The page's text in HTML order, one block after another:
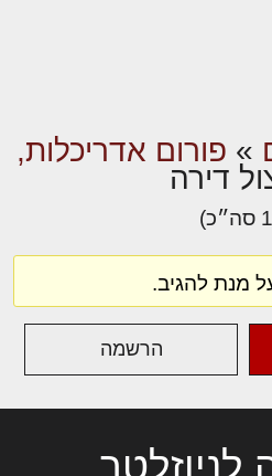
» פורום אדריכלות,
דירה
מנת להגיב.
הרשמה